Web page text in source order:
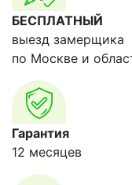
БЕСПЛАТНЫЙ
выезд замерщика
по Москве и
Гарантия
12 месяцев